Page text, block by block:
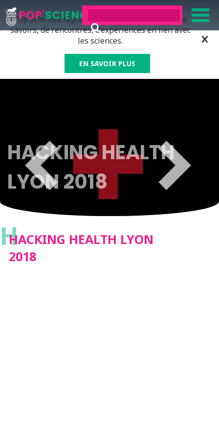
Pop’Sciences répond à tous ceux qui ont soif de
savoirs, de rencontres, d’expériences en lien avec
les sciences.
EN SAVOIR PLUS
HACKING HEALTH
LYON 2018
H
HACKING HEALTH LYON
2018